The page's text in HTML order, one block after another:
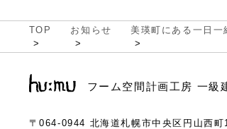
TOP お知らせ 美瑛町にある一
フーム空間計画工房 一級
〒064-0944 北海道札幌市中央区円山西